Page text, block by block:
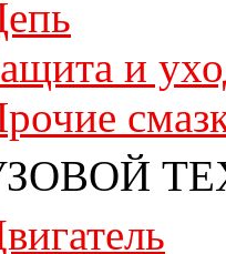
и